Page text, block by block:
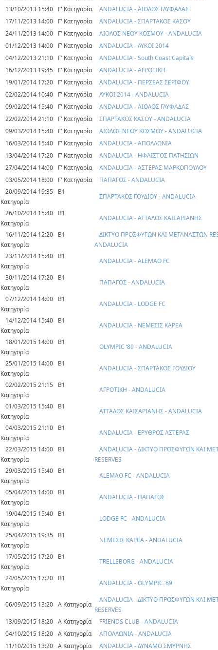
13/10/2013 15:40
Γ' Κατηγορία
ANDALUCIA - ΑΙΟΛΟΣ ΓΛΥΦΑΔΑΣ
17/11/2013 14:00
Γ' Κατηγορία
ANDALUCIA - ΣΠΑΡΤΑΚΟΣ ΚΑΣΟΥ
24/11/2013 14:00
Γ' Κατηγορία
ΑΙΟΛΟΣ ΝΕΟΥ ΚΟΣΜΟΥ - ANDALUCIA
01/12/2013 14:00
Γ' Κατηγορία
ANDALUCIA - ΛΥΚΟΙ 2014
04/12/2013 21:10
Γ' Κατηγορία
ANDALUCIA - South Coast Capitals
16/12/2013 19:45
Γ' Κατηγορία
ANDALUCIA - ΑΓΡΟΤΙΚΗ
19/01/2014 17:20
Γ' Κατηγορία
ANDALUCIA - ΠΕΡΣΕΑΣ ΣΕΡΙΦΟΥ
02/02/2014 10:40
Γ' Κατηγορία
ΛΥΚΟΙ 2014 - ANDALUCIA
09/02/2014 15:40
Γ' Κατηγορία
ANDALUCIA - ΑΙΟΛΟΣ ΓΛΥΦΑΔΑΣ
22/02/2014 21:10
Γ' Κατηγορία
ΣΠΑΡΤΑΚΟΣ ΚΑΣΟΥ - ANDALUCIA
09/03/2014 15:40
Γ' Κατηγορία
ΑΙΟΛΟΣ ΝΕΟΥ ΚΟΣΜΟΥ - ANDALUCIA
16/03/2014 15:40
Γ' Κατηγορία
ANDALUCIA - ΑΠΟΛΛΩΝΙΑ
13/04/2014 17:20
Γ' Κατηγορία
ANDALUCIA - ΗΦΑΙΣΤΟΣ ΠΑΤΗΣΙΩΝ
27/04/2014 14:00
Γ' Κατηγορία
ANDALUCIA - ΑΣΤΕΡΑΣ ΜΑΡΚΟΠΟΥΛΟΥ
03/05/2014 18:00
Γ' Κατηγορία
ΠΑΠΑΓΟΣ - ANDALUCIA
20/09/2014 19:35
Β1
Κατηγορία
ΣΠΑΡΤΑΚΟΣ ΓΟΥΔΙΟΥ - ANDALUCIA
26/10/2014 15:40
Β1
Κατηγορία
ANDALUCIA - ΑΤΤΑΛΟΣ ΚΑΙΣΑΡΙΑΝΗΣ
16/11/2014 12:20
Β1
Κατηγορία
ΔΙΚΤΥΟ ΠΡΟΣΦΥΓΩΝ ΚΑΙ ΜΕΤΑΝΑΣΤΩΝ
ANDALUCIA
23/11/2014 15:40
Β1
Κατηγορία
ANDALUCIA - ALEMAO FC
30/11/2014 17:20
Β1
Κατηγορία
ΠΑΠΑΓΟΣ - ANDALUCIA
07/12/2014 14:00
Β1
Κατηγορία
ANDALUCIA - LODGE FC
14/12/2014 15:40
Β1
Κατηγορία
ANDALUCIA - ΝΕΜΕΣΙΣ ΚΑΡΕΑ
18/01/2015 14:00
Β1
Κατηγορία
OLYMPIC ‘89 - ANDALUCIA
25/01/2015 14:00
Β1
Κατηγορία
ANDALUCIA - ΣΠΑΡΤΑΚΟΣ ΓΟΥΔΙΟΥ
02/02/2015 21:15
Β1
Κατηγορία
ΑΓΡΟΤΙΚΗ - ANDALUCIA
01/03/2015 15:40
Β1
Κατηγορία
ΑΤΤΑΛΟΣ ΚΑΙΣΑΡΙΑΝΗΣ - ANDALUCIA
04/03/2015 21:10
Β1
Κατηγορία
ANDALUCIA - ΕΡΥΘΡΟΣ ΑΣΤΕΡΑΣ
22/03/2015 14:00
Β1
Κατηγορία
ANDALUCIA - ΔΙΚΤΥΟ ΠΡΟΣΦΥΓΩΝ ΚΑΙ
RESERVES
29/03/2015 15:40
Β1
Κατηγορία
ALEMAO FC - ANDALUCIA
05/04/2015 14:00
Β1
Κατηγορία
ANDALUCIA - ΠΑΠΑΓΟΣ
19/04/2015 15:40
Β1
Κατηγορία
LODGE FC - ANDALUCIA
25/04/2015 19:35
Β1
Κατηγορία
ΝΕΜΕΣΙΣ ΚΑΡΕΑ - ANDALUCIA
17/05/2015 17:20
Β1
Κατηγορία
TRELLEBORG - ANDALUCIA
24/05/2015 17:20
Β1
Κατηγορία
ANDALUCIA - OLYMPIC ‘89
06/09/2015 13:20 Α Κατηγορία
ANDALUCIA - ΔΙΚΤΥΟ ΠΡΟΣΦΥΓΩΝ ΚΑΙ
RESERVES
13/09/2015 18:20 Α Κατηγορία
FRIENDS CLUB - ANDALUCIA
04/10/2015 18:20 Α Κατηγορία
ΑΠΟΛΛΩΝΙΑ - ANDALUCIA
11/10/2015 13:20 Α Κατηγορία
ANDALUCIA - ΔΥΝΑΜΟ ΣΜΥΡΝΗΣ